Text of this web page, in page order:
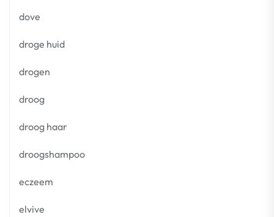
dove
droge huid
drogen
droog
droog haar
droogshampoo
eczeem
elvive